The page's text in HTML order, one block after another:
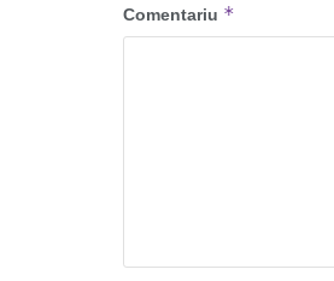
Comentariu *